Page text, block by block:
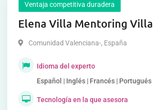
Ventaja competitiva duradera
Elena Villa Mentoring Villa
Comunidad Valenciana-, España
Idioma del experto
Español | Inglés | Francés | Portugués
Tecnología en la que asesora